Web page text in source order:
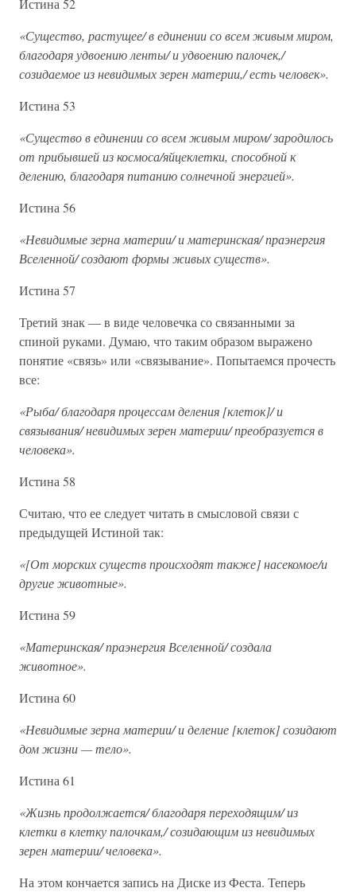
Истина 52
«Существо, растущее/ в единении со всем живым миром,
благодаря удвоению ленты/ и удвоению палочек,/
созидаемое из невидимых зерен материи,/ есть человек».
Истина 53
«Существо в единении со всем живым миром/ зародилось
от прибывшей из космоса/яйцеклетки, способной к
делению, благодаря питанию солнечной энергией».
Истина 56
«Невидимые зерна материи/ и материнская/ праэнергия
Вселенной/ создают формы живых существ».
Истина 57
Третий знак — в виде человечка со связанными за
спиной руками. Думаю, что таким образом выражено
понятие «связь» или «связывание». Попытаемся прочесть
все:
«Рыба/ благодаря процессам деления [клеток]/ и
связывания/ невидимых зерен материи/ преобразуется в
человека».
Истина 58
Считаю, что ее следует читать в смысловой связи с
предыдущей Истиной так:
«[От морских существ происходят также] насекомое/и
другие животные».
Истина 59
«Материнская/ праэнергия Вселенной/ создала
животное».
Истина 60
«Невидимые зерна материи/ и деление [клеток] созидают
дом жизни — тело».
Истина 61
«Жизнь продолжается/ благодаря переходящим/ из
клетки в клетку палочкам,/ созидающим из невидимых
зерен материи/ человека».
На этом кончается запись на Диске из Феста. Теперь